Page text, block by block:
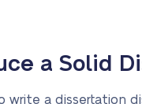
a Solid
write a dissertation